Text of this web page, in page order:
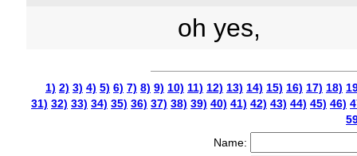
oh yes,
1) 2) 3) 4) 5) 6) 7) 8) 9) 10) 11) 12) 13) 14) 15) 16) 17) 18)
31) 32) 33) 34) 35) 36) 37) 38) 39) 40) 41) 42) 43) 44) 45) 46)
Name: